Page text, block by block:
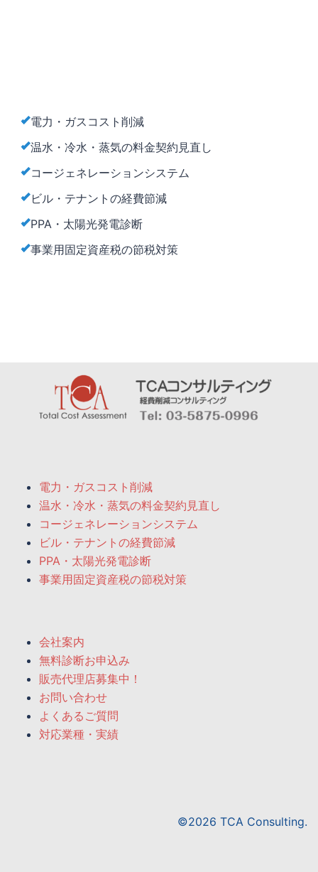
電力・ガスコスト削減
温水・冷水・蒸気の料金契約見直し
コージェネレーションシステム
ビル・テナントの経費節減
PPA・太陽光発電診断
事業用固定資産税の節税対策
電力・ガスコスト削減
温水・冷水・蒸気の料金契約見直し
コージェネレーションシステム
ビル・テナントの経費節減
PPA・太陽光発電診断
事業用固定資産税の節税対策
会社案内
無料診断お申込み
販売代理店募集中！
お問い合わせ
よくあるご質問
対応業種・実績
©2026 TCA Consulting.